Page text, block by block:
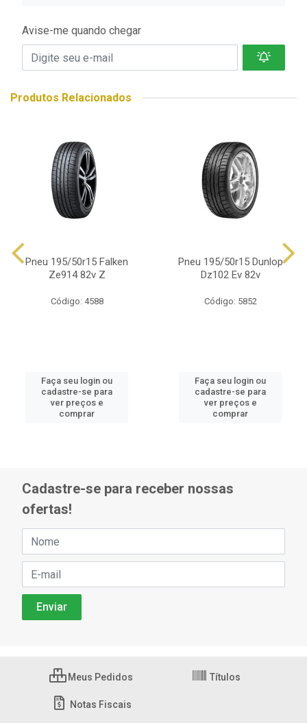
Avise-me quando chegar
Produtos Relacionados
Pneu 195/50r15 Falken
Ze914 82v Z
Código: 4588
Faça seu login ou
cadastre-se para
ver preços e
comprar
Pneu 195/50r15 Dunlop
Dz102 Ev 82v
Código: 5852
Faça seu login ou
cadastre-se para
ver preços e
comprar
Cadastre-se para receber nossas
ofertas!
Meus Pedidos Títulos
Notas Fiscais